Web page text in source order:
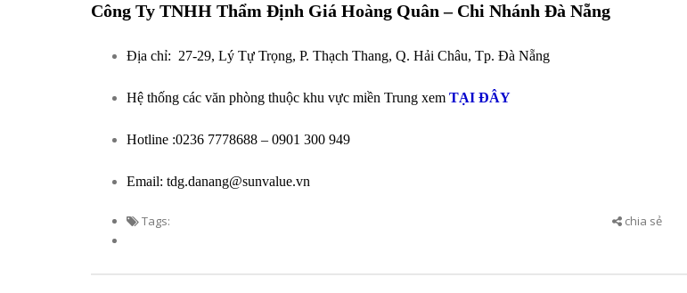
Công Ty TNHH Thẩm Định Giá Hoàng Quân – Chi Nhánh Đà Nẵng
Địa chỉ: 27-29, Lý Tự Trọng, P. Thạch Thang, Q. Hải Châu, Tp. Đà Nẵng
Hệ thống các văn phòng thuộc khu vực miền Trung xem TẠI ĐÂY
Hotline :0236 7778688 – 0901 300 949
Email: tdg.danang@sunvalue.vn
Tags: chia sẻ